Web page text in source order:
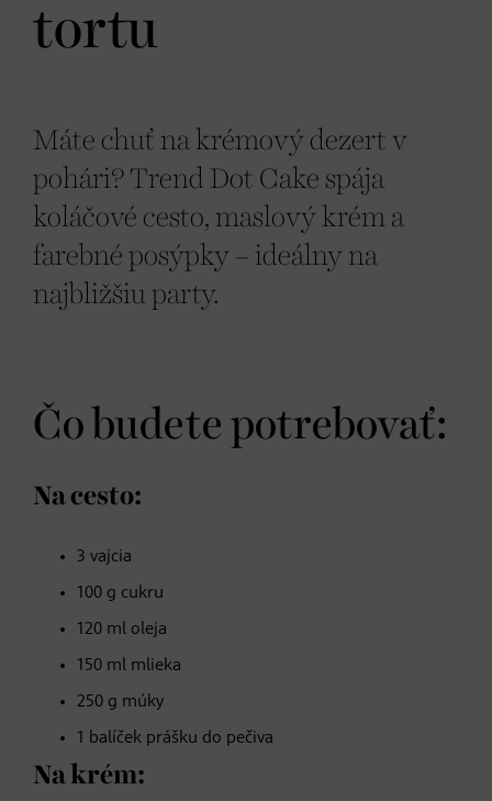
tortu
Máte chuť na krémový dezert v
pohári? Trend Dot Cake spája
koláčové cesto, maslový krém a
farebné posýpky – ideálny na
najbližšiu party.
Čo budete potrebovať:
Na cesto:
3 vajcia
100 g cukru
120 ml oleja
150 ml mlieka
250 g múky
1 balíček prášku do pečiva
Na krém: